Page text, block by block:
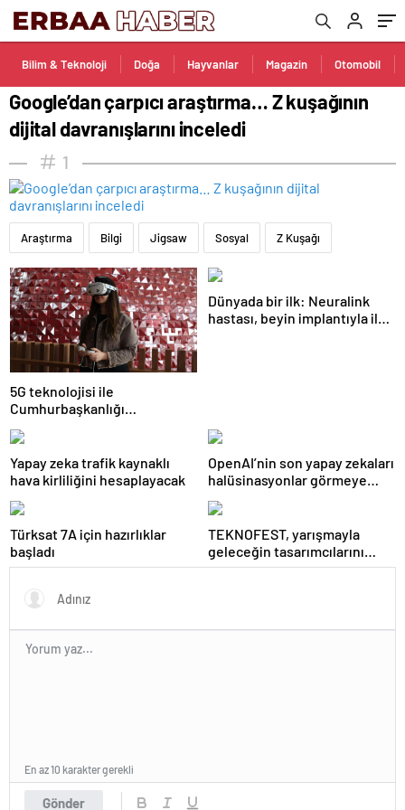
Bilim & Teknoloji Doğa Hayvanlar Magazin Otomobil
Google’dan çarpıcı araştırma… Z kuşağının
dijital davranışlarını inceledi
1
Araştırma Bilgi Jigsaw Sosyal Z Kuşağı
5G teknolojisi ile
Cumhurbaşkanlığı
Külliyesi’ndeki konser
AKM’ye taşındı
Dünyada bir ilk: Neuralink
hastası, beyin implantıyla ilk
Yapay zeka trafik kaynaklı
hava kirliliğini hesaplayacak
OpenAI’nin son yapay zekaları
halüsinasyonlar görmeye
başladı
Türksat 7A için hazırlıklar
başladı
TEKNOFEST, yarışmayla
geleceğin tasarımcılarını
seçiyor
Gönder
En az 10 karakter gerekli